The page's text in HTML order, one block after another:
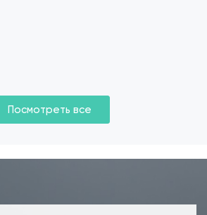
Посмотреть все